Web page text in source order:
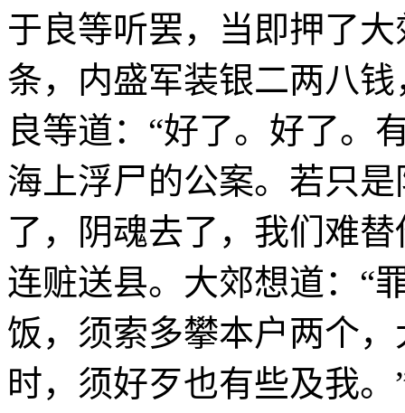
于良等听罢，当即押了
条，内盛军装银二两八
良等道：“好了。好了。
海上浮尸的公案。若只
了，阴魂去了，我们难
连赃送县。大郊想道：“
饭，须索多攀本户两个
时，须好歹也有些及我